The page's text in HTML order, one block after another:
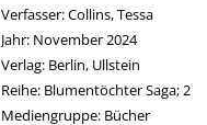
Verfasser:Collins, Tessa
Jahr: November 2024
Verlag: Berlin, Ullstein
Reihe: Blumentöchter Saga; 2
Mediengruppe: Bücher